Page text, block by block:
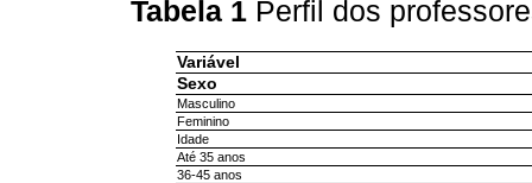
Tabela 1 Perfil dos
Variável
Sexo
Masculino
Feminino
Idade
Até 35 anos
36-45 anos